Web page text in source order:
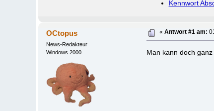
Kennwort
OCtopus
News-Redakteur
Windows 2000
«Antwort #1 am:
Man kann doch